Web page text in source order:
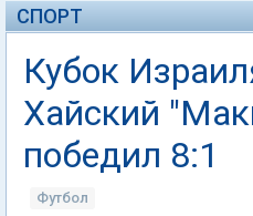
СПОРТ
Кубок
Хайский
победил 8:1
Футбол